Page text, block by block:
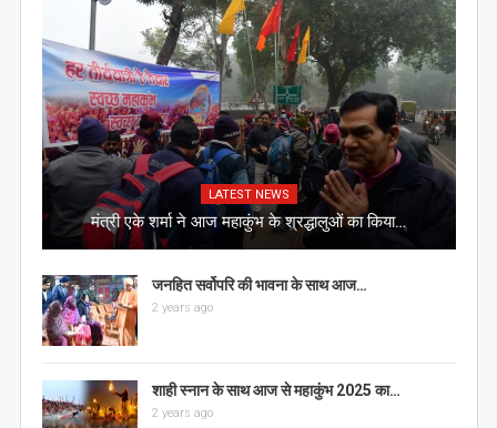
LATEST NEWS
मंत्री एके शर्मा ने आज महाकुंभ के श्रद्धालुओं का किया…
जनहित सर्वोपरि की भावना के साथ आज…
2 years ago
शाही स्नान के साथ आज से महाकुंभ 2025 का…
2 years ago